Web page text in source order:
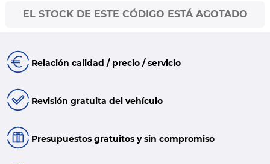
EL STOCK DE ESTE CÓDIGO ESTÁ AGOTADO
Relación calidad / precio / servicio
Revisión gratuita del vehículo
Presupuestos gratuitos y sin compromiso